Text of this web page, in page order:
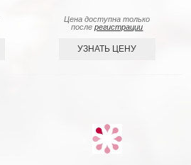
Цена доступна только
послерегистрации
УЗНАТЬ ЦЕНУ